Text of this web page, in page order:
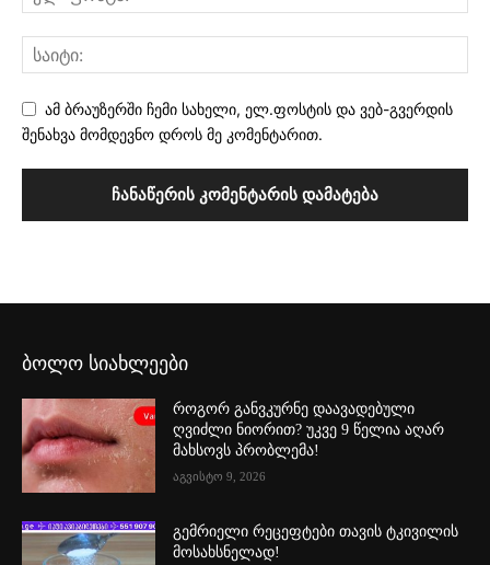
ამ ბრაუზერში ჩემი სახელი, ელ.ფოსტის და ვებ-გვერდის
შენახვა მომდევნო დროს მე კომენტარით.
ბოლო სიახლეები
როგორ განვკურნე დაავადებული
ღვიძლი ნიორით? უკვე 9 წელია აღარ
მახსოვს პრობლემა!
აგვისტო 9, 2026
გემრიელი რეცეფტები თავის ტკივილის
მოსახსნელად!